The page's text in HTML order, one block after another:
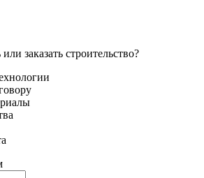
заказать строительство?